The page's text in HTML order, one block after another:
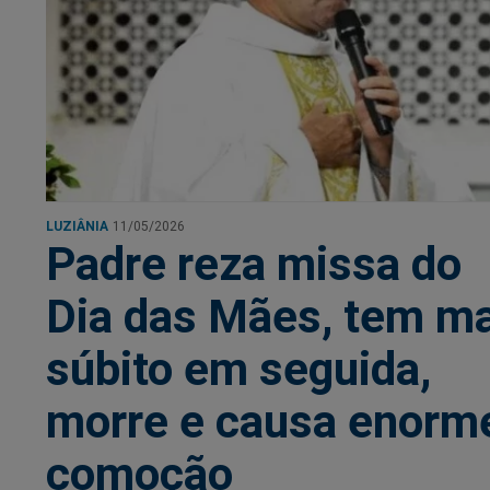
LUZIÂNIA 11/05/2026
Padre reza missa do
Dia das Mães, tem
súbito em seguida,
morre e causa
comoção